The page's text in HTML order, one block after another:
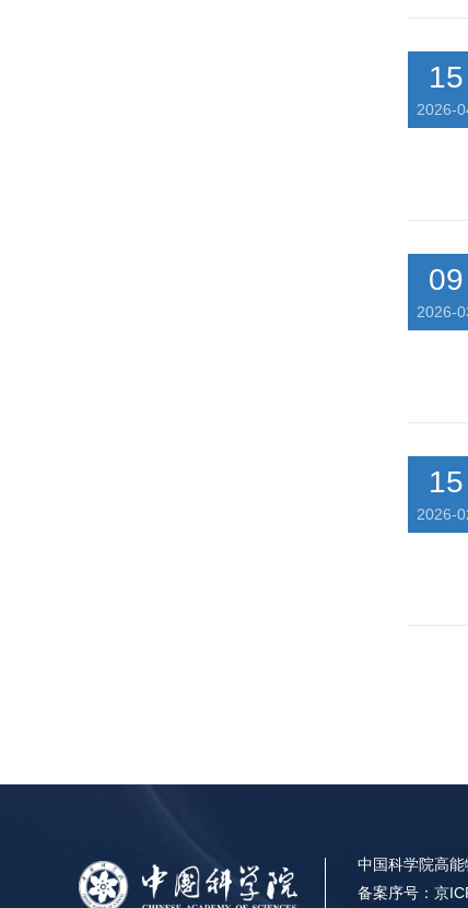
15
2026-
09
2026-
15
2026-
中国科学院高
备案序号：京